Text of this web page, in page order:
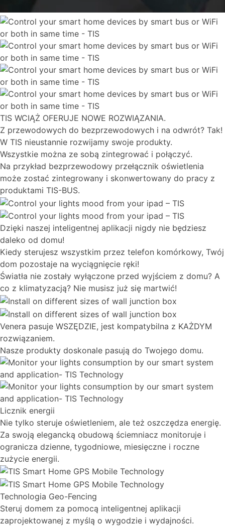
TIS WCIĄŻ OFERUJE NOWE ROZWIĄZANIA.
Z przewodowych do bezprzewodowych i na odwrót? Tak!
W TIS nieustannie rozwijamy swoje produkty.
Wszystkie można ze sobą zintegrować i połączyć.
Na przykład bezprzewodowy przełącznik oświetlenia
może zostać zintegrowany i skonwertowany do pracy z
produktami TIS-BUS.
Dzięki naszej inteligentnej aplikacji nigdy nie będziesz
daleko od domu!
Kiedy sterujesz wszystkim przez telefon komórkowy, Twój
dom pozostaje na wyciągnięcie ręki!
Światła nie zostały wyłączone przed wyjściem z domu? A
co z klimatyzacją? Nie musisz już się martwić!
Venera pasuje WSZĘDZIE, jest kompatybilna z KAŻDYM
rozwiązaniem.
Nasze produkty doskonale pasują do Twojego domu.
Licznik energii
Nie tylko steruje oświetleniem, ale też oszczędza energię.
Za swoją elegancką obudową ściemniacz monitoruje i
ogranicza dzienne, tygodniowe, miesięczne i roczne
zużycie energii.
Technologia Geo-Fencing
Steruj domem za pomocą inteligentnej aplikacji
zaprojektowanej z myślą o wygodzie i wydajności.